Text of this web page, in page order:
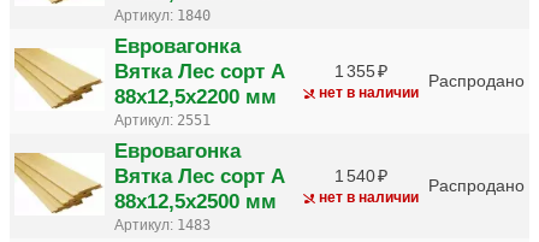
Артикул: 1840
Евровагонка
Вятка Лес сорт A
88х12,5х2200 мм
Артикул: 2551
1 355
нет в наличии
Распродано
Евровагонка
Вятка Лес сорт A
88х12,5х2500 мм
Артикул: 1483
1 540
нет в наличии
Распродано